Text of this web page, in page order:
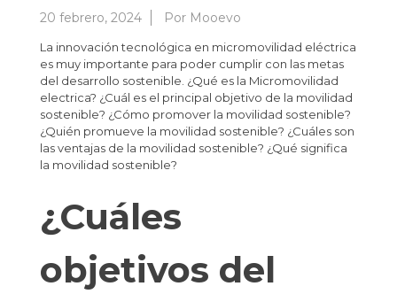
20 febrero, 2024 Por Mooevo
La innovación tecnológica en micromovilidad eléctrica
es muy importante para poder cumplir con las metas
del desarrollo sostenible. ¿Qué es la Micromovilidad
electrica? ¿Cuál es el principal objetivo de la movilidad
sostenible? ¿Cómo promover la movilidad sostenible?
¿Quién promueve la movilidad sostenible? ¿Cuáles son
las ventajas de la movilidad sostenible? ¿Qué significa
la movilidad sostenible?
¿Cuáles
objetivos del